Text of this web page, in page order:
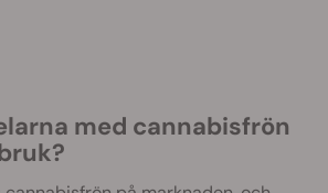
med cannabisfrön